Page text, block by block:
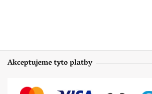
Akceptujeme tyto platby